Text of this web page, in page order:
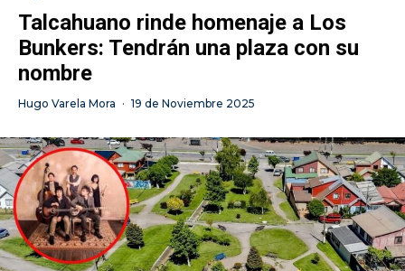
Talcahuano rinde homenaje a Los
Bunkers: Tendrán una plaza con su
nombre
Hugo Varela Mora · 19 de Noviembre 2025